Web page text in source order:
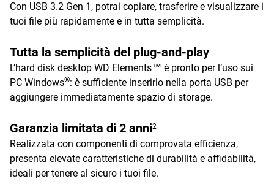
Con USB 3.2 Gen 1, potrai copiare, trasferire e visualizzare i
tuoi file più rapidamente e in tutta semplicità.
Tutta la semplicità del plug-and-play
L’hard disk desktop WD Elements™ è pronto per l’uso sui
PC Windows®: è sufficiente inserirlo nella porta USB per
aggiungere immediatamente spazio di storage.
Garanzia limitata di 2 anni2
Realizzata con componenti di comprovata efficienza,
presenta elevate caratteristiche di durabilità e affidabilità,
ideali per tenere al sicuro i tuoi file.